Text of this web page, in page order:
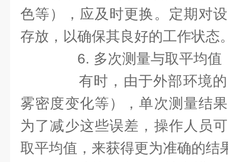
色等），应及时更换。定期对
存放，以确保其良好的工作状态
6. 多次测量与取平均值
有时，由于外部环境的
雾密度变化等），单次测量结
为了减少这些误差，操作人员
取平均值，来获得更为准确的结